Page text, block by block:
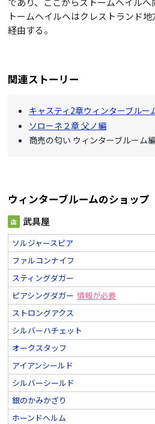
トームヘイルへはクレストランド
経由する。
関連ストーリー
キャスティ2章ウィンターブルー
ソローネ２章 父ノ編
商売の匂い ウィンターブルーム
ウィンターブルームのショップ
店 武具屋
ソルジャースピア
ファルコンナイフ
スティングダガー
ピアシングダガー 情報が必要
ストロングアクス
シルバーハチェット
オークスタッフ
アイアンシールド
シルバーシールド
銀のかみかざり
ホーンドヘルム